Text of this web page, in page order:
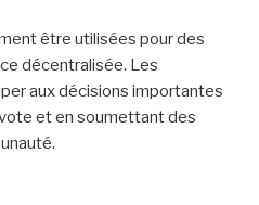
être utilisées pour des
décentralisée. Les
aux décisions importantes
et en soumettant des